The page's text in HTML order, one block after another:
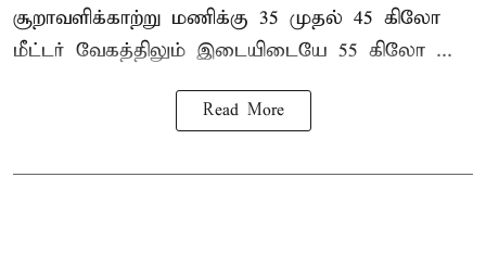
சூறாவளிக்காற்று மணிக்கு 35 முதல் 45 கிலோ
மீட்டர் வேகத்திலும் இடையிடையே 55 கிலோ ...
Read More